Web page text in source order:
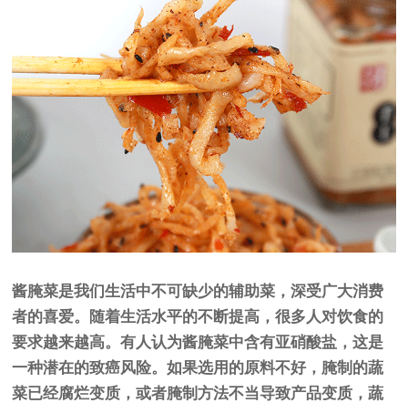
酱腌菜是我们生活中不可缺少的辅助菜，深受广大消费
者的喜爱。随着生活水平的不断提高，很多人对饮食的
要求越来越高。有人认为酱腌菜中含有亚硝酸盐，这是
一种潜在的致癌风险。如果选用的原料不好，腌制的蔬
菜已经腐烂变质，或者腌制方法不当导致产品变质，蔬